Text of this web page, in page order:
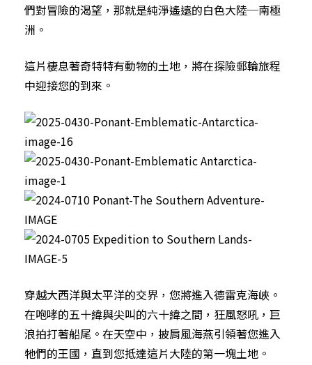
們對冒險的渴望，那就是純淨遙遠的白色大陸─南極
洲。
這片棲息著奇特特有動物的土地，將在探險郵輪旅程
中迎接您的到來。
穿越大西洋與太平洋的交界，您將進入德雷克海峽。
在咆哮的五十緯與尖叫的六十緯之間，狂風怒吼，巨
浪拍打著船尾。在天空中，披肩風海燕引領著您進入
牠們的王國，直到您抵達這片大陸的第一塊土地。